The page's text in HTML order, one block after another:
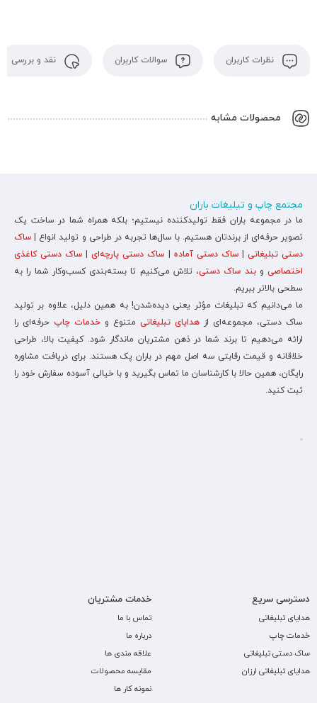
نظرات کاربران سوالات کاربران نقد و بررسی
محصولات مشابه
مجتمع چاپ و تبلیغات باران
ما در مجموعه باران فقط تولیدکننده نیستیم؛ بلکه همراه شما در ساخت یک
تصویر حرفه‌ای از برندتان هستیم. با سال‌ها تجربه در طراحی و تولید انواع | ساک
دستی تبلیغاتی |ساک دستی آماده | ساک دستی پارچه‌ای| ساک دستی کاغذی
اختصاصی وبند ساک دستی، تلاش می‌کنیم تا بسته‌بندی کسب‌وکار شما را به
سطحی بالاتر ببریم.
ما می‌دانیم که تبلیغات مؤثر یعنی دیده‌شدن! به همین دلیل، علاوه بر تولید
ساک دستی، مجموعه‌ای از هدایای تبلیغاتی متنوع و خدمات چاپ حرفه‌ای را
ارائه می‌دهیم تا برند شما در ذهن مشتریان ماندگار شود. کیفیت بالا، طراحی
خلاقانه و قیمت رقابتی سه اصل مهم در باران پک هستند. برای دریافت مشاوره
رایگان، همین حالا با کارشناسان ما تماس بگیرید و با خیالی آسوده سفارش خود را
ثبت کنید.
دسترسی سریع
هدایای تبلیغاتی
خدمات چاپ
ساک دستی تبلیغاتی
هدایای تبلیغاتی ارزان
خدمات مشتریان
تماس با ما
درباره ما
علاقه مندی ها
مقایسه محصولات
نمونه کار ها